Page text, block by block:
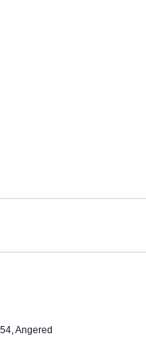
Angered